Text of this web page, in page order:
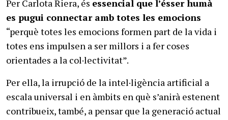
Per Carlota Riera, és essencial que l’ésser humà
es pugui connectar amb totes les emocions
“perquè totes les emocions formen part de la vida i
totes ens impulsen a ser millors i a fer coses
orientades a la col·lectivitat”.
Per ella, la irrupció de la intel·ligència artificial a
escala universal i en àmbits en què s’anirà estenent
contribueix, també, a pensar que la generació actual